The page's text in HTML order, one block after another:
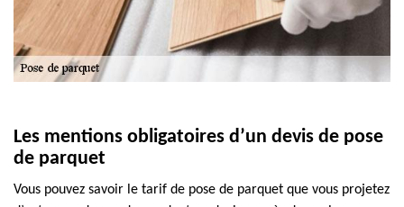
Les mentions obligatoires d’un devis de pose
de parquet
Vous pouvez savoir le tarif de pose de parquet que vous projetez